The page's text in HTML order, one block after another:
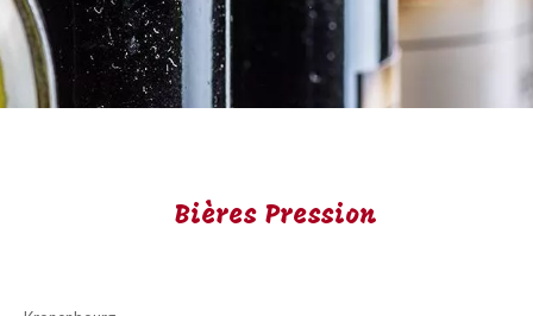
Bières Pression